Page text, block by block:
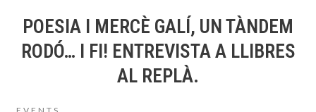
POESIA I MERCÈ GALÍ, UN TÀNDEM
RODÓ… I FI! ENTREVISTA A LLIBRES
AL REPLÀ.